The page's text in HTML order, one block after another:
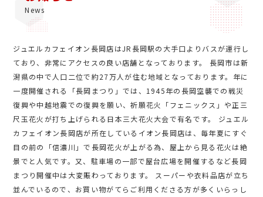
News
ジュエルカフェイオン長岡店はJR長岡駅の大手口よりバスが運行し
ており、非常にアクセスの良い店舗となっております。 長岡市は新
潟県の中で人口二位で約27万人が住む地域となっております。年に
一度開催される「長岡まつり」では、1945年の長岡空襲での戦災
復興や中越地震での復興を願い、祈願花火「フェニックス」や正三
尺玉花火が打ち上げられる日本三大花火大会で有名です。 ジュエル
カフェイオン長岡店が所在しているイオン長岡店は、毎年夏にすぐ
目の前の「信濃川」で長岡花火が上がる為、屋上から見る花火は絶
景でと人気です。又、駐車場の一部で屋台広場を開催するなど長岡
まつり開催中は大変賑わっております。 スーパーや衣料品店が立ち
並んでいるので、お買い物がてらご利用くださる方が多くいらっし